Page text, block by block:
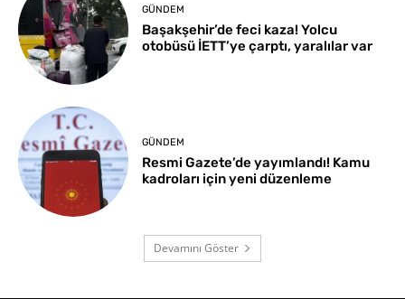
GÜNDEM
Başakşehir’de feci kaza! Yolcu
otobüsü İETT’ye çarptı, yaralılar var
GÜNDEM
Resmi Gazete’de yayımlandı! Kamu
kadroları için yeni düzenleme
Devamını Göster